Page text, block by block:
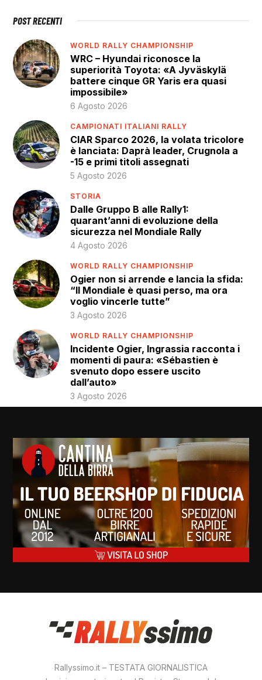
POST RECENTI
WORLD RALLY CHAMPIONSHIP
WRC – Hyundai riconosce la
superiorità Toyota: «A Jyväskylä
battere cinque GR Yaris era quasi
impossibile»
6 Agosto 2026
CAMPIONATI ITALIANI RALLY
CIAR Sparco 2026, la volata tricolore
è lanciata: Daprà leader, Crugnola a
-15 e primi titoli assegnati
5 Agosto 2026
STORIA
Dalle Gruppo B alle Rally1:
quarant’anni di evoluzione della
sicurezza nel Mondiale Rally
4 Agosto 2026
WORLD RALLY CHAMPIONSHIP
Ogier non si arrende e lancia la sfida:
“Il Mondiale è quasi perso, ma ora
voglio vincerle tutte”
3 Agosto 2026
WORLD RALLY CHAMPIONSHIP
Incidente Ogier, Ingrassia racconta i
momenti di paura: «Sébastien è
svenuto dopo essere uscito
dall’auto»
3 Agosto 2026
Rallyssimo.it – TESTATA GIORNALISTICA